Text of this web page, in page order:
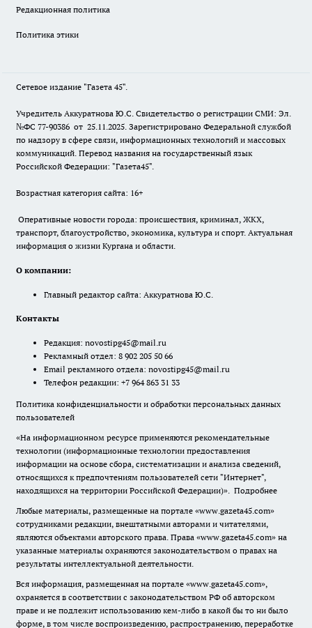
Редакционная политика
Политика этики
Сетевое издание "Газета 45".
Учредитель Аккуратнова Ю.С. Свидетельство о регистрации СМИ: Эл.
№ФС 77-90386 от 25.11.2025. Зарегистрировано Федеральной службой
по надзору в сфере связи, информационных технологий и массовых
коммуникаций. Перевод названия на государственный язык
Российской Федерации: "Газета45".
Возрастная категория сайта: 16+
Оперативные новости города: происшествия, криминал, ЖКХ,
транспорт, благоустройство, экономика, культура и спорт. Актуальная
информация о жизни Кургана и области.
О компании:
Главный редактор сайта: Аккуратнова Ю.С.
Контакты
Редакция: novostipg45@mail.ru
Рекламный отдел: 8 902 205 50 66
Email рекламного отдела: novostipg45@mail.ru
Телефон редакции: +7 964 863 31 33
Политика конфиденциальности и обработки персональных данных
пользователей
«На информационном ресурсе применяются рекомендательные
технологии (информационные технологии предоставления
информации на основе сбора, систематизации и анализа сведений,
относящихся к предпочтениям пользователей сети "Интернет",
находящихся на территории Российской Федерации)». Подробнее
Любые материалы, размещенные на портале «www.gazeta45.com»
сотрудниками редакции, внештатными авторами и читателями,
являются объектами авторского права. Права «www.gazeta45.com» на
указанные материалы охраняются законодательством о правах на
результаты интеллектуальной деятельности.
Вся информация, размещенная на портале «www.gazeta45.com»,
охраняется в соответствии с законодательством РФ об авторском
праве и не подлежит использованию кем-либо в какой бы то ни было
форме, в том числе воспроизведению, распространению, переработке